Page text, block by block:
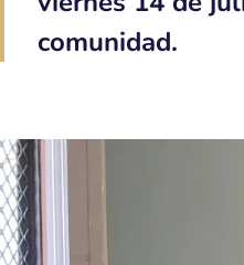
comunidad.